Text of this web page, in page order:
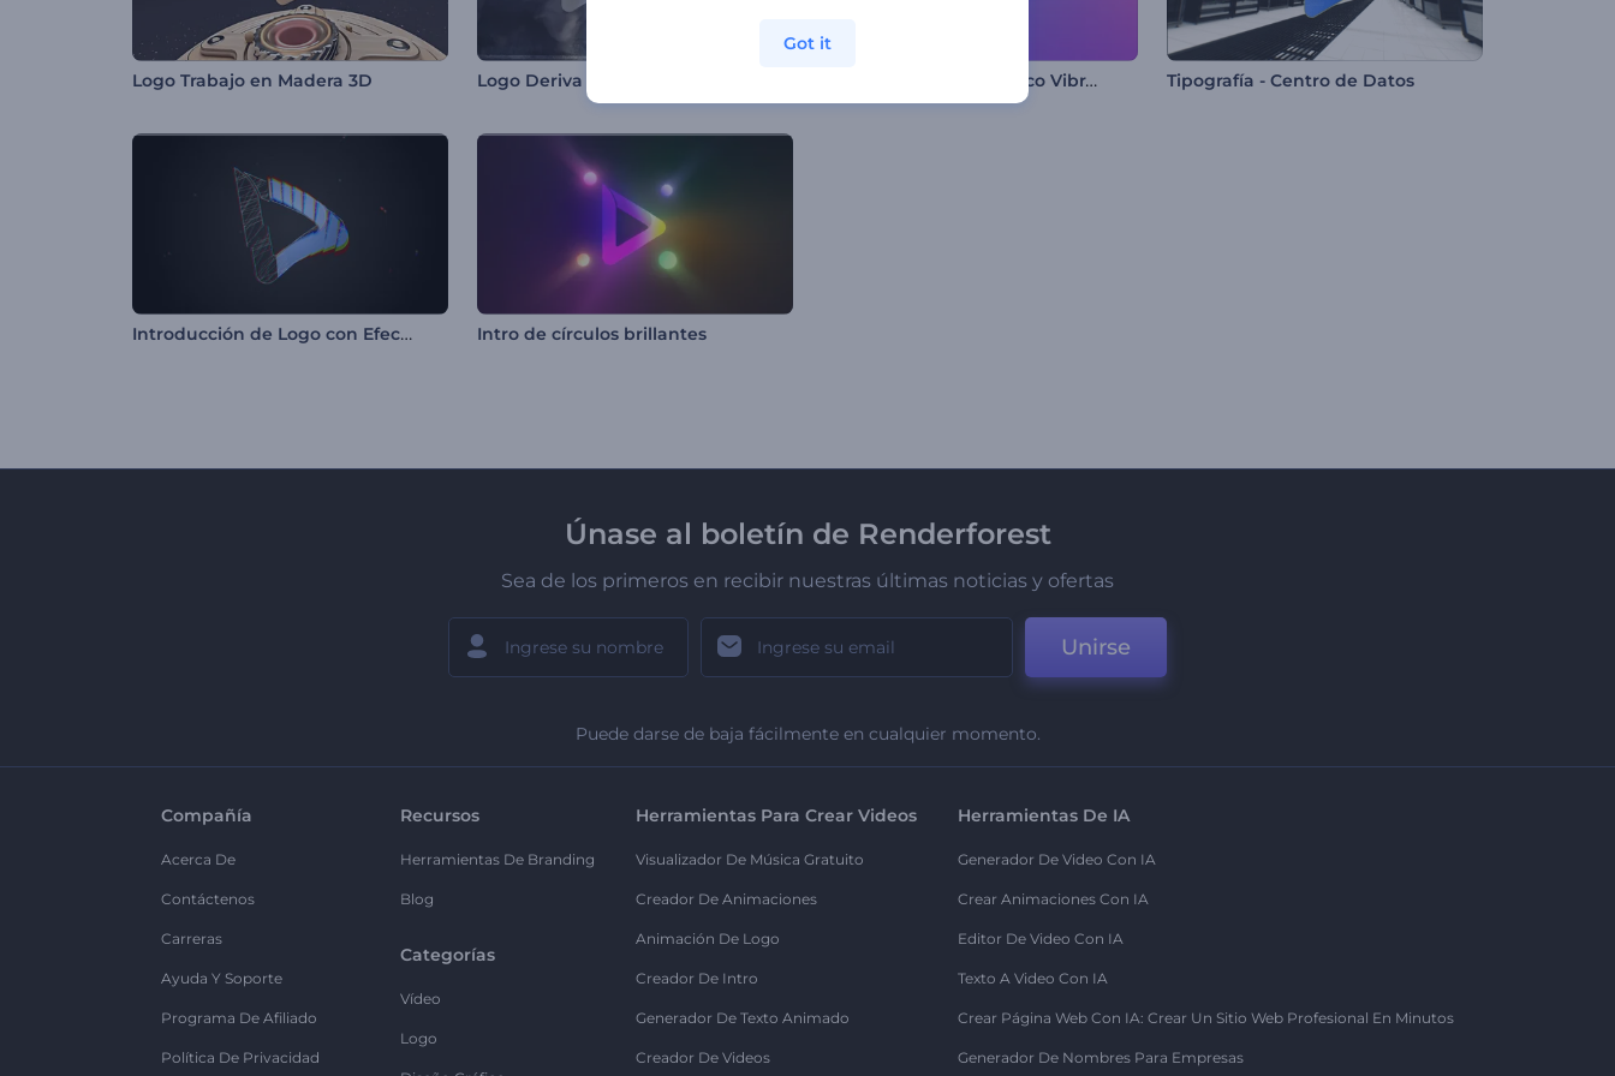
Logo Trabajo en Madera 3D Logo Deriva de Alta Velocidad Revelación del Logo Foco Vibrante Tipografía - Centro de Datos
Introducción de Logo con Efecto Glitch Intro de círculos brillantes
Únase al boletín de Renderforest
Sea de los primeros en recibir nuestras últimas noticias y ofertas
Unirse
Puede darse de baja fácilmente en cualquier momento.
Compañía
Acerca De
Contáctenos
Carreras
Ayuda Y Soporte
Programa De Afiliado
Política De Privacidad
Recursos
Herramientas De Branding
Blog
Categorías
Vídeo
Logo
Herramientas Para Crear Videos
Visualizador De Música Gratuito
Creador De Animaciones
Animación De Logo
Creador De Intro
Generador De Texto Animado
Creador De Videos
Herramientas De IA
Generador De Video Con IA
Crear Animaciones Con IA
Editor De Video Con IA
Texto A Video Con IA
Crear Página Web Con IA: Crear Un Sitio Web Profesional En Minutos
Generador De Nombres Para Empresas
Got it